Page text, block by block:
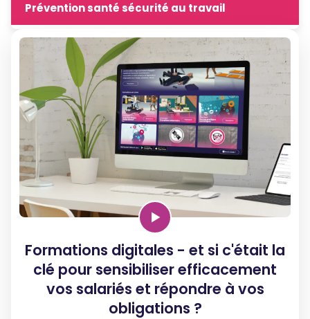
Prévention santé sécurité au travail
Formations digitales - et si c'était la
clé pour sensibiliser efficacement
vos salariés et répondre à vos
obligations ?